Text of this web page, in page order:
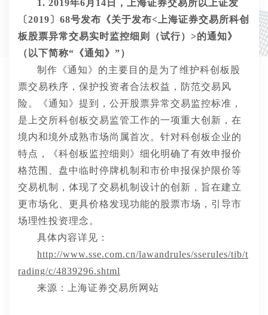
1. 2019年6 月 14 日，
上海证券交易所以上证发
〔2019〕68号发布《关于发布<上海证券交易所科创
板股票异常交易实时监控细则（试行）>的通知》
（以下简称“《通知》”）
制作 《通知》的主要目的是为了维护科创板股
票交易秩序，保护投资者合法权益，防范交易风
险 。《通知》 提到，公开股票异常交易监控标准，
是上交所科创板交易监管工作的一项重大创新，在
境内和境外成熟市场尚属首次。针对科创板企业的
特点，《科创板监控细则》细化明确了有效申报价
格范围、盘中临时停牌机制和市价申报保护限价等
交易机制，体现了交易机制设计的创新，旨在建立
更市场化、更具价格发现功能的股票市场，引导市
场理性投资理念。
具体内容详见：
http://www.sse.com.cn/lawandrules/sserules/tib/t
rading/c/4839296.shtml
来源：
上海证券交易所网站